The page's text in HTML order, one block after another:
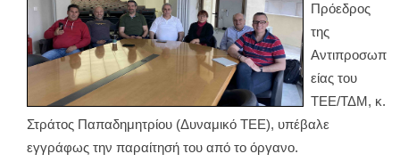
Πρόεδρος
της
Αντιπροσωπ
είας του
ΤΕΕ/ΤΔΜ, κ.
Στράτος Παπαδημητρίου (Δυναμικό ΤΕΕ), υπέβαλε
εγγράφως την παραίτησή του από το όργανο.